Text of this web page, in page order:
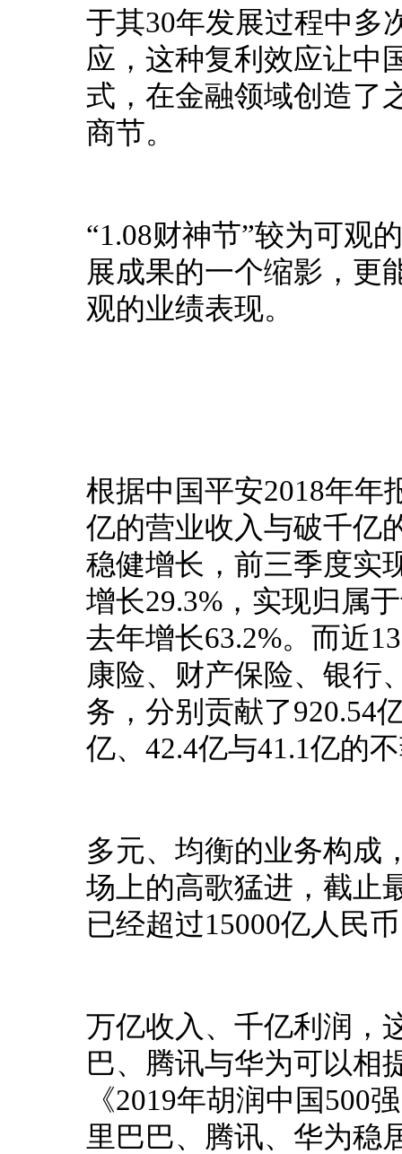
于其30年发展过程中多
应，这种复利效应让中
式，在金融领域创造了
商节。
“1.08财神节”较为可观
展成果的一个缩影，更
观的业绩表现。
根据中国平安2018年年
亿的营业收入与破千亿
稳健增长，前三季度实
增长29.3%，实现归属
去年增长63.2%。 而近
康险、财产保险、银行
务，分别贡献了920.54
亿、42.4亿与41.1亿的
多元、均衡的业务构成
场上的高歌猛进，截止
已经超过15000亿人民
万亿收入、千亿利润，
巴、腾讯与华为可以相
《2019年胡润中国500
里巴巴、腾讯、华为稳